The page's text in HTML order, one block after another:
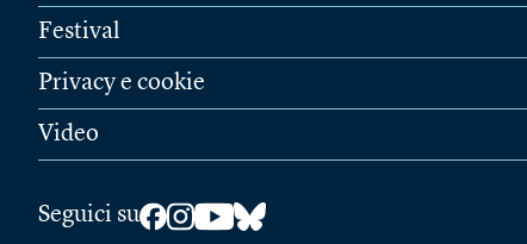
Festival
Privacy e cookie
Video
Seguici su